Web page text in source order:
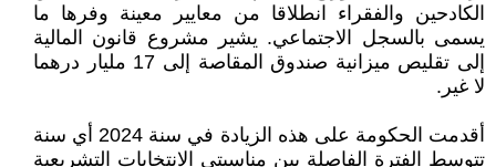
الكادحين والفقراء انطلاقا من معايير معينة وفرها ما
يسمى بالسجل الاجتماعي. يشير مشروع قانون المالية
إلى تقليص ميزانية صندوق المقاصة إلى 17 مليار درهما
لا غير.
أقدمت الحكومة على هذه الزيادة في سنة 2024 أي سنة
تتوسط الفترة الفاصلة بين مناسبتي الانتخابات التشريعية